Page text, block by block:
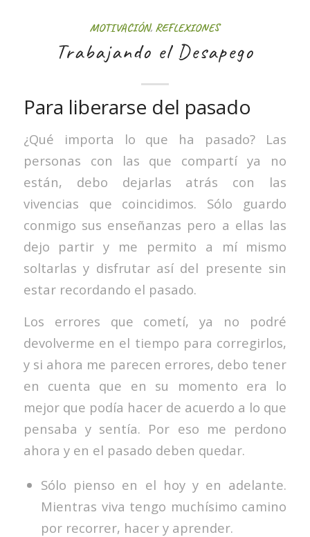
MOTIVACIÓN, REFLEXIONES
Trabajando el Desapego
Para liberarse del pasado
¿Qué importa lo que ha pasado? Las
personas con las que compartí ya no
están, debo dejarlas atrás con las
vivencias que coincidimos. Sólo guardo
conmigo sus enseñanzas pero a ellas las
dejo partir y me permito a mí mismo
soltarlas y disfrutar así del presente sin
estar recordando el pasado.
Los errores que cometí, ya no podré
devolverme en el tiempo para corregirlos,
y si ahora me parecen errores, debo tener
en cuenta que en su momento era lo
mejor que podía hacer de acuerdo a lo que
pensaba y sentía. Por eso me perdono
ahora y en el pasado deben quedar.
Sólo pienso en el hoy y en adelante.
Mientras viva tengo muchísimo camino
por recorrer, hacer y aprender.